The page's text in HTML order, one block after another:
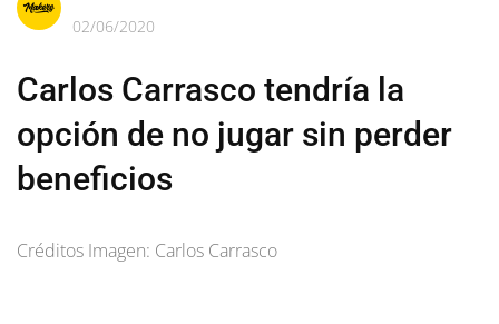
02/06/2020
Carlos Carrasco tendría la
opción de no jugar sin perder
beneficios
Créditos Imagen: Carlos Carrasco